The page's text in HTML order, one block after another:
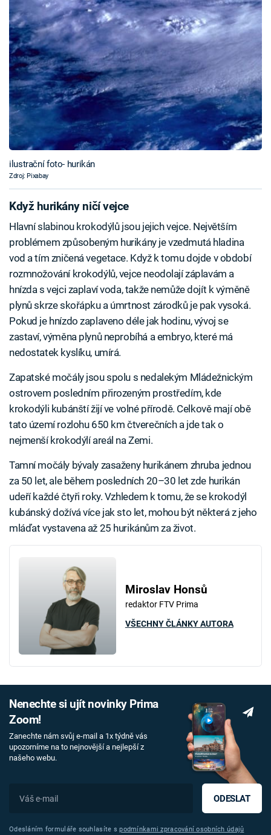
ilustrační foto- hurikán
Zdroj: Pixabay
Když hurikány ničí vejce
Hlavní slabinou krokodýlů jsou jejich vejce. Největším
problémem způsobeným hurikány je vzedmutá hladina
vod a tím zničená vegetace. Když k tomu dojde v období
rozmnožování krokodýlů, vejce neodolají záplavám a
hnízda s vejci zaplaví voda, takže nemůže dojít k výměně
plynů skrze skořápku a úmrtnost zárodků je pak vysoká.
Pokud je hnízdo zaplaveno déle jak hodinu, vývoj se
zastaví, výměna plynů neprobíhá a embryo, které má
nedostatek kyslíku, umírá.
Zapatské močály jsou spolu s nedalekým Mládežnickým
ostrovem posledním přirozeným prostředím, kde
krokodýli kubánští žijí ve volné přírodě. Celkově mají obě
tato území rozlohu 650 km čtverečních a jde tak o
nejmenší krokodýlí areál na Zemi.
Tamní močály bývaly zasaženy hurikánem zhruba jednou
za 50 let, ale během posledních 20–30 let zde hurikán
udeří každé čtyři roky. Vzhledem k tomu, že se krokodýl
kubánský dožívá více jak sto let, mohou být některá z jeho
mláďat vystavena až 25 hurikánům za život.
Miroslav Honsů
redaktor FTV Prima
VŠECHNY ČLÁNKY AUTORA
Nenechte si ujít novinky Prima
Zoom!
Zanechte nám svůj e-mail a 1x týdně vás
upozorníme na to nejnovější a nejlepší z
našeho webu.
ODESLAT
Odesláním formuláře souhlasíte spodmínkami zpracování osobních údajů